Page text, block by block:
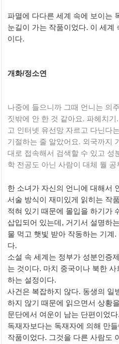
파멸에 다다른 세계 속에 보이는
눈길이 가는 작품이었다. 이 세계
이다.
개화/정소연
나중에 들으니까 그때 언니는 의
짓밖에 안 한 것 같아요. 파헤치
고 인터넷 유선망 자르고 다닌다
기절하는 줄 알았어요. 외국까지
대로 접속해서 검색할 수 있고 성
학 전공도 아닌 사람이 대체 뭘
한 소녀가 자신의 언니에 대해서
서술 방식이 재미있게 읽히는 작
적혀 있기 때문에 몰입을 하기가
삽입되어 있는데, 거기서 설명하
물 먹고 햇빛 받아 작동하는 기계
다.
소설 속 세계는 정부가 성분인증
는 것이다. 마치 중국이나 북한
하는 설정이다.
사건은 복잡하지 않다. 동생의 일
하지 않기 때문에 읽으면서 상황
문단에서 여운이 남는 단편이었다.
독재자보다는 독재자에 의해 만
작품이었다. 그것을 다른 사람도